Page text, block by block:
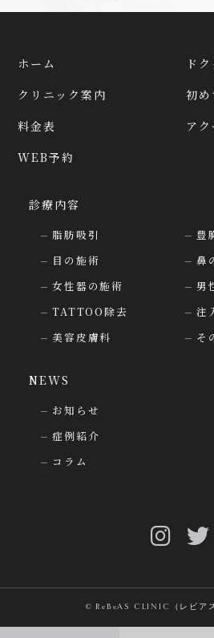
ホーム
ド
クリニック案内
初
料金表
アク
WEB予約
診療内容
脂肪吸引
豊
目の施術
鼻
女性器の施術
男
TATTOO除去
注
美容皮膚科
そ
NEWS
お知らせ
症例紹介
コラム
© ReBeAS CLINIC（レビア